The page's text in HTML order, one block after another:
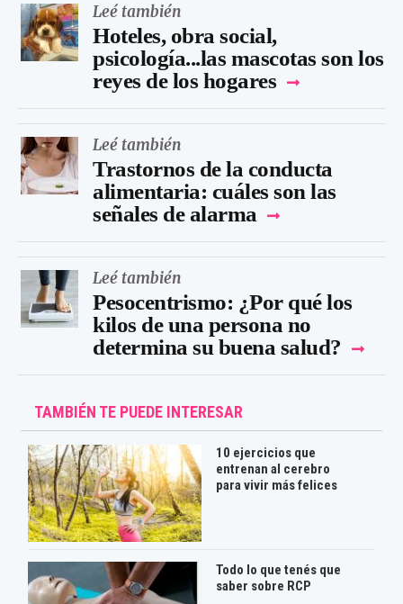
Leé también
Hoteles, obra social,
psicología...las mascotas son los
reyes de los hogares
Leé también
Trastornos de la conducta
alimentaria: cuáles son las
señales de alarma
Leé también
Pesocentrismo: ¿Por qué los
kilos de una persona no
determina su buena salud?
TAMBIÉN TE PUEDE INTERESAR
10 ejercicios que
entrenan al cerebro
para vivir más felices
Todo lo que tenés que
saber sobre RCP